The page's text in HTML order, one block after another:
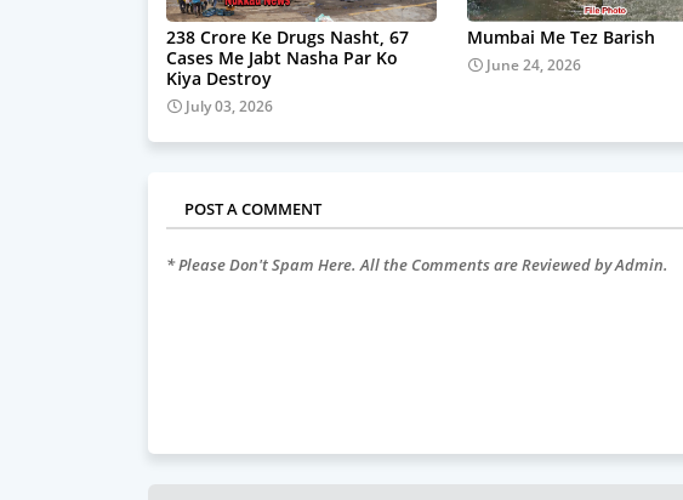
238 Crore Ke Drugs Nasht, 67
Cases Me Jabt Nasha Par Ko
Kiya Destroy
July 03, 2026
Mumbai Me Tez Barish
June 24, 2026
POST A COMMENT
* Please Don't Spam Here. All the Comments are Reviewed by Admin.